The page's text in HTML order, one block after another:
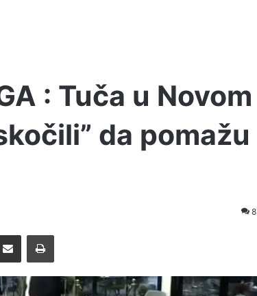
: Tuča u Novom
da pomažu
8
Pošalji preko E-Maila Printaj